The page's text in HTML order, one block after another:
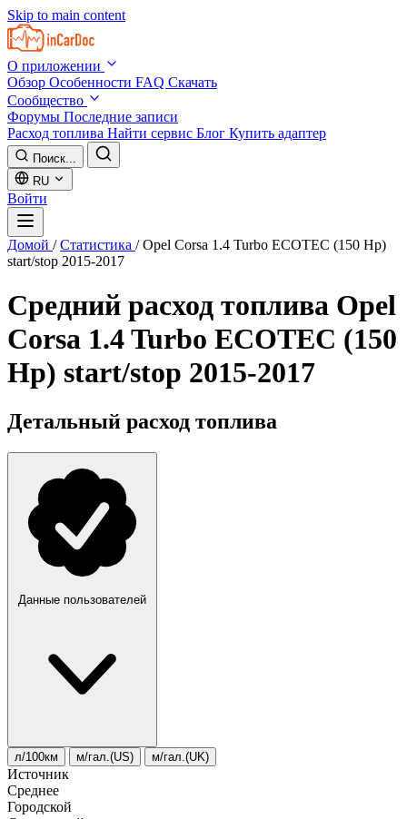
Skip to main content
О приложении
Обзор Особенности FAQ Скачать
Сообщество
Форумы Последние записи
Расход топлива Найти сервис Блог Купить адаптер
Поиск...
RU
Войти
Домой / Статистика / Opel Corsa 1.4 Turbo ECOTEC (150 Hp)
start/stop 2015-2017
Средний расход топлива Opel
Corsa 1.4 Turbo ECOTEC (150
Hp) start/stop 2015-2017
Детальный расход топлива
Данные пользователей
л/100км м/гал.(US) м/гал.(UK)
Источник
Среднее
Городской